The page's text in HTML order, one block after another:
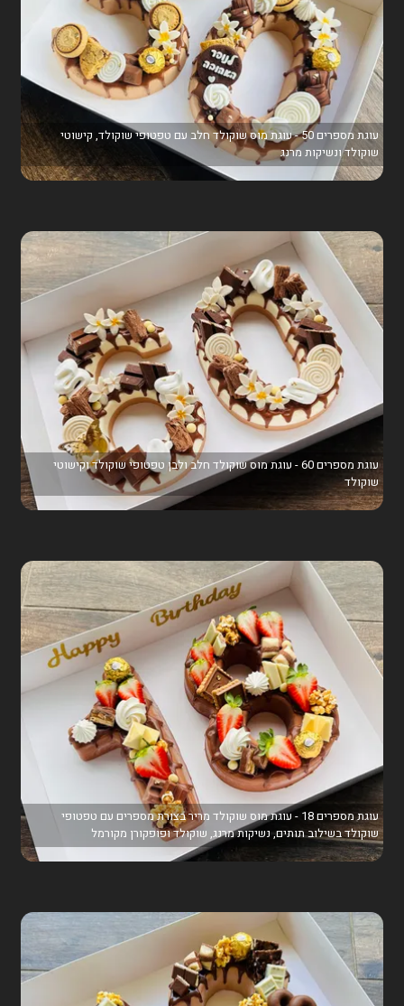
עוגת מספרים 50 - עוגת מוס שוקולד חלב עם טפטופי שוקולד, קישוטי
שוקולד ונשיקות מרנג
עוגת מספרים 60 - עוגת מוס שוקולד חלב ולבן טפטופי שוקולד וקישוטי
שוקולד
עוגת מספרים 18 - עוגת מוס שוקולד מריר בצורת מספרים עם טפטופי
שוקולד בשילוב תותים, נשיקות מרנג, שוקולד ופופקורן מקורמל